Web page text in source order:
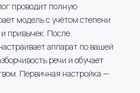
проводит полную
модель с учётом степени
привычек. После
аппарат по вашей
речи и обучает
Первичная настройка —